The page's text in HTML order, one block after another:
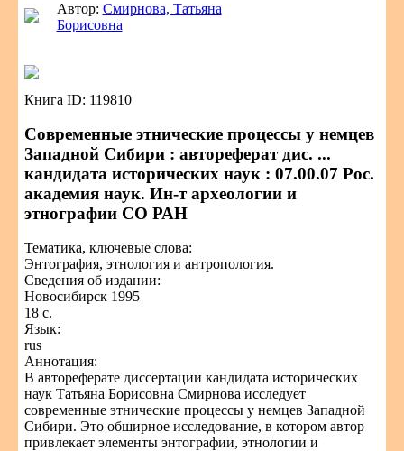
Автор: Смирнова, Татьяна
Борисовна
Книга ID: 119810
Современные этнические процессы у немцев
Западной Сибири : автореферат дис. ...
кандидата исторических наук : 07.00.07 Рос.
академия наук. Ин-т археологии и
этнографии СО РАН
Тематика, ключевые слова:
Энтография, этнология и антропология.
Сведения об издании:
Новосибирск 1995
18 с.
Язык:
rus
Аннотация:
В автореферате диссертации кандидата исторических
наук Татьяна Борисовна Смирнова исследует
современные этнические процессы у немцев Западной
Сибири. Это обширное исследование, в котором автор
привлекает элементы энтографии, этнологии и